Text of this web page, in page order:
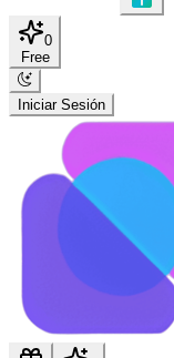
0
Free
Iniciar Sesión